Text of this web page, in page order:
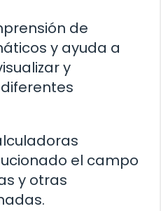
de
y ayuda a
y
el campo
y otras